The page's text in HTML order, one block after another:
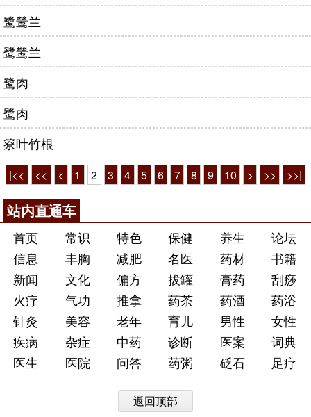
鹭鸶兰
鹭鸶兰
鹭肉
鹭肉
簝叶竹根
|<< << < 1 2 3 4 5 6 7 8 9 10 > >> >>|
站内直通车
首页 常识 特色 保健 养生
论坛
信息
丰胸 减肥 名医 药材
书籍
新闻
文化 偏方 拔罐 膏药
刮痧
火疗
气功 推拿 药茶 药酒
药浴
针灸
美容 老年 育儿 男性
女性
疾病
杂症 中药 诊断 医案
词典
医生
医院 问答 药粥 砭石 足疗
返回顶部